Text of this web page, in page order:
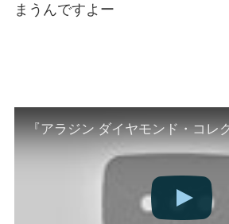
まうんですよー